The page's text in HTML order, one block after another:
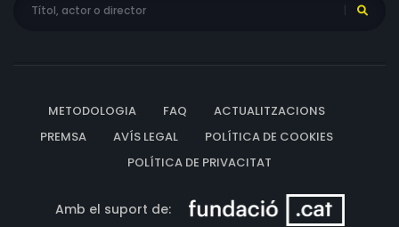
METODOLOGIA FAQ
ACTUALITZACIONS
PREMSA
AVÍS LEGAL
POLÍTICA DE COOKIES
POLÍTICA DE PRIVACITAT
Amb el suport de: